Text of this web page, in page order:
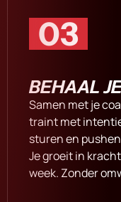
03
BEHAAL
Samen met je
traint met
sturen en
Je groeit in
week. Zonder